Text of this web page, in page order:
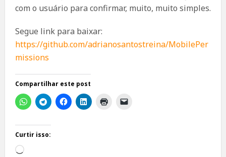
com o usuário para confirmar, muito, muito simples.
Segue link para baixar:
https://github.com/adrianosantostreina/MobilePer
missions
Compartilhar este post
Curtir isso:
Carregando...